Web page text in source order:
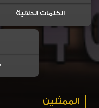
الكلمات الدلالية
الممثلين